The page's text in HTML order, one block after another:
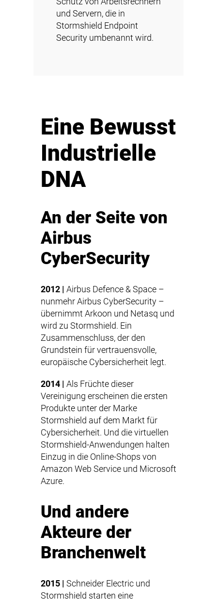
und Servern, die in
Stormshield Endpoint
Security umbenannt wird.
Eine Bewusst
Industrielle
DNA
An der Seite von
Airbus
CyberSecurity
2012 | Airbus Defence & Space –
nunmehr Airbus CyberSecurity –
übernimmt Arkoon und Netasq und
wird zu Stormshield. Ein
Zusammenschluss, der den
Grundstein für vertrauensvolle,
europäische Cybersicherheit legt.
2014 | Als Früchte dieser
Vereinigung erscheinen die ersten
Produkte unter der Marke
Stormshield auf dem Markt für
Cybersicherheit. Und die virtuellen
Stormshield-Anwendungen halten
Einzug in die Online-Shops von
Amazon Web Service und Microsoft
Azure.
Und andere
Akteure der
Branchenwelt
2015 | Schneider Electric und
Stormshield starten eine